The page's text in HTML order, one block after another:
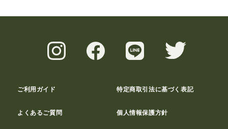
ご利用ガイド 特定商取引法に基づく表記
よくあるご質問 個人情報保護方針